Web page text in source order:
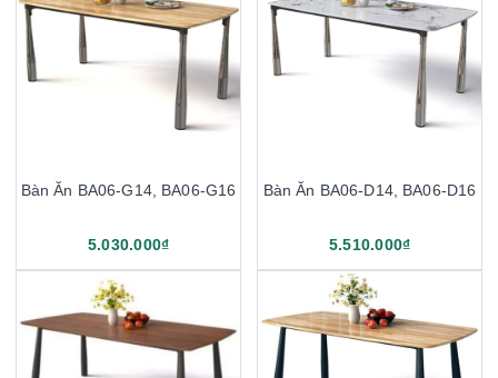
Bàn Ăn BA06-G14, BA06-G16
5.030.000₫
Bàn Ăn BA06-D14, BA06-D16
5.510.000₫